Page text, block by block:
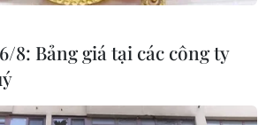
nhất
gắn thuốc nổ
8: Bảng giá tại các công ty